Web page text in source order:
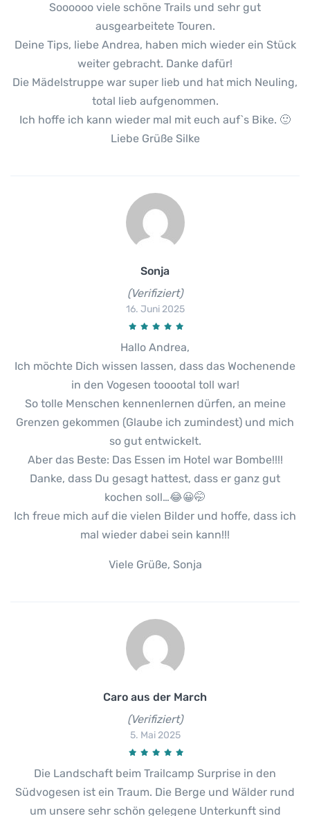
Soooooo viele schöne Trails und sehr gut
ausgearbeitete Touren.
Deine Tips, liebe Andrea, haben mich wieder ein Stück
weiter gebracht. Danke dafür!
Die Mädelstruppe war super lieb und hat mich Neuling,
total lieb aufgenommen.
Ich hoffe ich kann wieder mal mit euch auf`s Bike. 🙂
Liebe Grüße Silke
Sonja
(Verifiziert)
16. Juni 2025
Hallo Andrea,
Ich möchte Dich wissen lassen, dass das Wochenende
in den Vogesen tooootal toll war!
So tolle Menschen kennenlernen dürfen, an meine
Grenzen gekommen (Glaube ich zumindest) und mich
so gut entwickelt.
Aber das Beste: Das Essen im Hotel war Bombe!!!!
Danke, dass Du gesagt hattest, dass er ganz gut
kochen soll…😂😀🤭
Ich freue mich auf die vielen Bilder und hoffe, dass ich
mal wieder dabei sein kann!!!
Viele Grüße, Sonja
Caro aus der March
(Verifiziert)
5. Mai 2025
Die Landschaft beim Trailcamp Surprise in den
Südvogesen ist ein Traum. Die Berge und Wälder rund
um unsere sehr schön gelegene Unterkunft sind